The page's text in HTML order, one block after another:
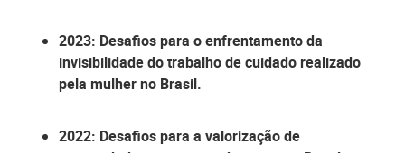
2023: Desafios para o enfrentamento da
invisibilidade do trabalho de cuidado realizado
pela mulher no Brasil.
2022: Desafios para a valorização de